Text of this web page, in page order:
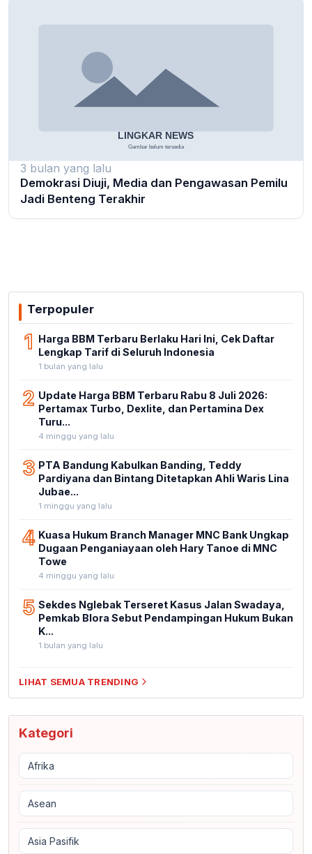
3 bulan yang lalu
Demokrasi Diuji, Media dan Pengawasan Pemilu
Jadi Benteng Terakhir
Terpopuler
1 Harga BBM Terbaru Berlaku Hari Ini, Cek Daftar
Lengkap Tarif di Seluruh Indonesia
1 bulan yang lalu
2 Update Harga BBM Terbaru Rabu 8 Juli 2026:
Pertamax Turbo, Dexlite, dan Pertamina Dex
Turu...
4 minggu yang lalu
3 PTA Bandung Kabulkan Banding, Teddy
Pardiyana dan Bintang Ditetapkan Ahli Waris Lina
Jubae...
1 minggu yang lalu
4 Kuasa Hukum Branch Manager MNC Bank Ungkap
Dugaan Penganiayaan oleh Hary Tanoe di MNC
Towe
4 minggu yang lalu
5 Sekdes Nglebak Terseret Kasus Jalan Swadaya,
Pemkab Blora Sebut Pendampingan Hukum Bukan
K...
1 bulan yang lalu
LIHAT SEMUA TRENDING
Kategori
Afrika
Asean
Asia Pasifik